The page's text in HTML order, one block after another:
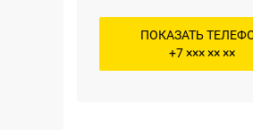
ПОКАЗАТЬ
+7 ××× ×× ××